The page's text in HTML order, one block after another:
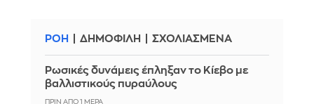
ΡΟΗ ΔΗΜΟΦΙΛΗ ΣΧΟΛΙΑΣΜΕΝΑ
Ρωσικές δυνάμεις έπληξαν το Κίεβο με
βαλλιστικούς πυραύλους
ΠΡΙΝ ΑΠΌ 1 ΜΈΡΑ